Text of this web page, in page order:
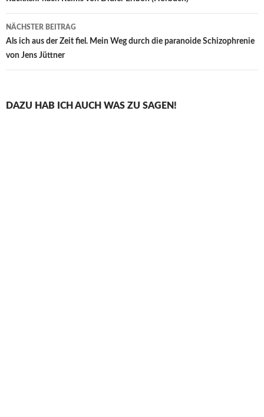
NÄCHSTER BEITRAG
Als ich aus der Zeit fiel. Mein Weg durch die paranoide Schizophrenie
von Jens Jüttner
DAZU HAB ICH AUCH WAS ZU SAGEN!